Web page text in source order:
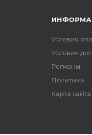
Условия
Условия
Регионы
Политика
Карта сайта